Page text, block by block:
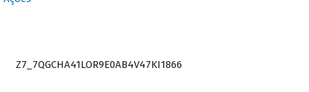
Z7_7QGCHA41LOR9E0AB4V47KI1866